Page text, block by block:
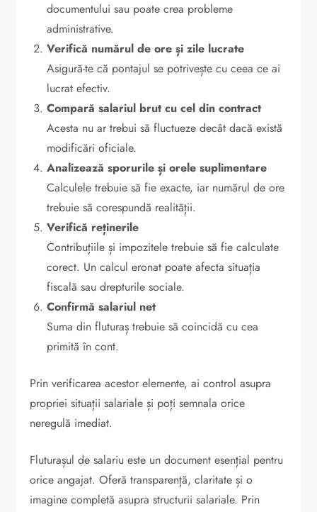
documentului sau poate crea probleme
administrative.
Verifică numărul de ore și zile lucrate
Asigură-te că pontajul se potrivește cu ceea ce ai
lucrat efectiv.
Compară salariul brut cu cel din contract
Acesta nu ar trebui să fluctueze decât dacă există
modificări oficiale.
Analizează sporurile și orele suplimentare
Calculele trebuie să fie exacte, iar numărul de ore
trebuie să corespundă realității.
Verifică reținerile
Contribuțiile și impozitele trebuie să fie calculate
corect. Un calcul eronat poate afecta situația
fiscală sau drepturile sociale.
Confirmă salariul net
Suma din fluturaș trebuie să coincidă cu cea
primită în cont.
Prin verificarea acestor elemente, ai control asupra
propriei situații salariale și poți semnala orice
neregulă imediat.
Fluturașul de salariu este un document esențial pentru
orice angajat. Oferă transparență, claritate și o
imagine completă asupra structurii salariale. Prin